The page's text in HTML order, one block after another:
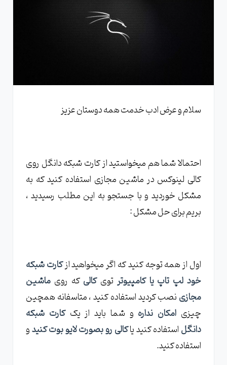
سلام و عرض ادب خدمت همه دوستان عزیز
احتمالا شما هم میخواستید از کارت شبکه دانگل روی
کالی لینوکس در ماشین مجازی استفاده کنید که به
مشکل خوردید و با جستجو به این مطلب رسیدید ،
بریم برای حل مشکل :
اول از همه توجه کنید که اگر میخواهید ازکارت شبکه
خود لپ تاپ یا کامپیوتر تویکالی که روی ماشین
مجازی نصب کردید استفاده کنید ، متاسفانه همچین
چیزی امکان نداره و شما باید از یککارت شبکه
دانگل استفاده کنید یاکالی رو بصورت لایو بوت کنید و
استفاده کنید.